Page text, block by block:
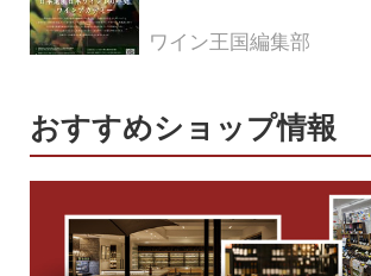
（2026年6月28日応募
ワイン王国編集部
おすすめショップ情報